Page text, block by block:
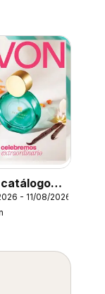
- 11/08/2026